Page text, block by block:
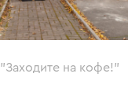
"Заходите на кофе!"